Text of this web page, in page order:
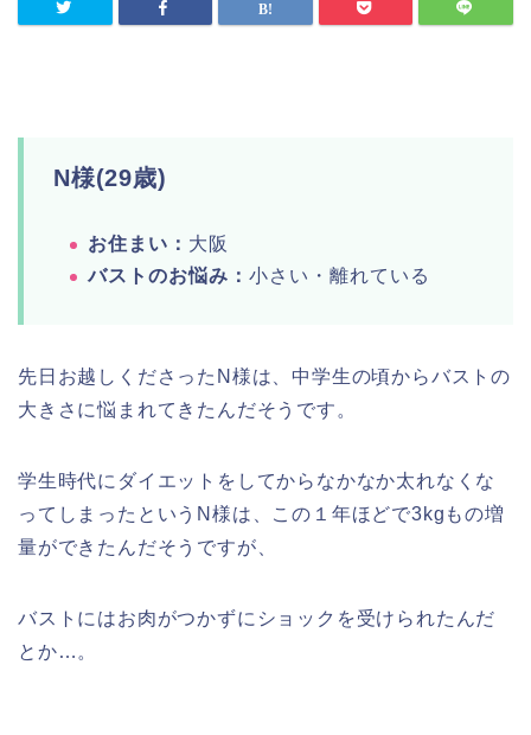
N様(29歳)
お住まい： 大阪
バストのお悩み： 小さい・離れている
先日お越しくださったN様は、中学生の頃からバストの
大きさに悩まれてきたんだそうです。
学生時代にダイエットをしてからなかなか太れなくな
ってしまったというN様は、この１年ほどで3kgもの増
量ができたんだそうですが、
バストにはお肉がつかずにショックを受けられたんだ
とか…。